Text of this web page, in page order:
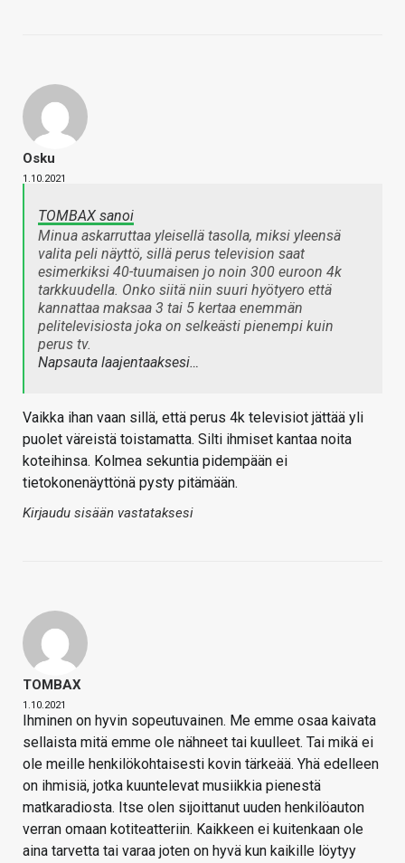
Osku
1.10.2021
TOMBAX sanoi
Minua askarruttaa yleisellä tasolla, miksi yleensä
valita peli näyttö, sillä perus television saat
esimerkiksi 40-tuumaisen jo noin 300 euroon 4k
tarkkuudella. Onko siitä niin suuri hyötyero että
kannattaa maksaa 3 tai 5 kertaa enemmän
pelitelevisiosta joka on selkeästi pienempi kuin
perus tv.
Napsauta laajentaaksesi…
Vaikka ihan vaan sillä, että perus 4k televisiot jättää yli
puolet väreistä toistamatta. Silti ihmiset kantaa noita
koteihinsa. Kolmea sekuntia pidempään ei
tietokonenäyttönä pysty pitämään.
Kirjaudu sisään vastataksesi
TOMBAX
1.10.2021
Ihminen on hyvin sopeutuvainen. Me emme osaa kaivata
sellaista mitä emme ole nähneet tai kuulleet. Tai mikä ei
ole meille henkilökohtaisesti kovin tärkeää. Yhä edelleen
on ihmisiä, jotka kuuntelevat musiikkia pienestä
matkaradiosta. Itse olen sijoittanut uuden henkilöauton
verran omaan kotiteatteriin. Kaikkeen ei kuitenkaan ole
aina tarvetta tai varaa joten on hyvä kun kaikille löytyy